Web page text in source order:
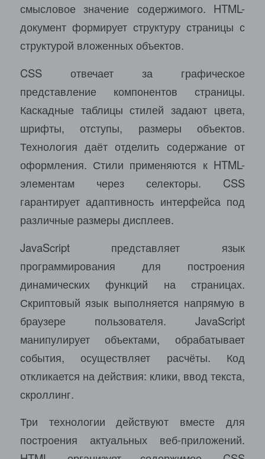
смысловое значение содержимого. HTML-
документ формирует структуру страницы с
структурой вложенных объектов.
CSS отвечает за графическое
представление компонентов страницы.
Каскадные таблицы стилей задают цвета,
шрифты, отступы, размеры объектов.
Технология даёт отделить содержание от
оформления. Стили применяются к HTML-
элементам через селекторы. CSS
гарантирует адаптивность интерфейса под
различные размеры дисплеев.
JavaScript представляет язык
программирования для построения
динамических функций на страницах.
Скриптовый язык выполняется напрямую в
браузере пользователя. JavaScript
манипулирует объектами, обрабатывает
события, осуществляет расчёты. Код
откликается на действия: клики, ввод текста,
скроллинг.
Три технологии действуют вместе для
построения актуальных веб-приложений.